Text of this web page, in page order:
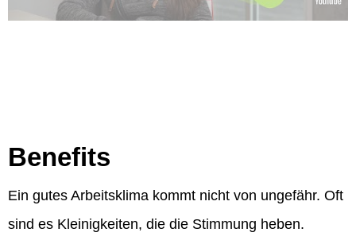
Benefits
Ein gutes Arbeitsklima kommt nicht von ungefähr. Oft
sind es Kleinigkeiten, die die Stimmung heben.